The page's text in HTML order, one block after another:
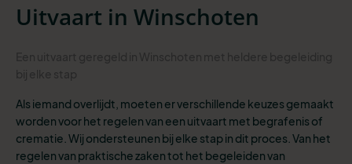
Uitvaart in Winschoten
Als iemand overlijdt, moeten er verschillende keuzes gemaakt
worden voor het regelen van een uitvaart met begrafenis of
crematie. Wij ondersteunen bij elke stap in dit proces. Van het
regelen van praktische zaken tot het begeleiden van